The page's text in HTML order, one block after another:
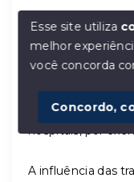
A cidade é
Grande
desordenado e
indústrias,
faltam vários
hospitais, por
A influência das
Olá!
Esse site utiliza
melhor
você concorda
Concordo,